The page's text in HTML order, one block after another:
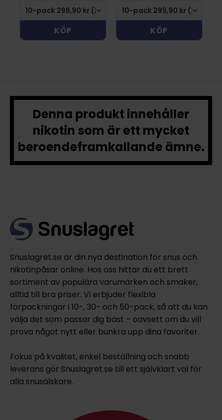
KÖP KÖP
Denna produkt innehåller
nikotin som är ett mycket
beroendeframkallande ämne.
Snuslagret.se är din nya destination för snus och
nikotinpåsar online. Hos oss hittar du ett brett
sortiment av populära varumärken och smaker,
alltid till bra priser. Vi erbjuder flexibla
förpackningar i 10-, 30- och 50-pack, så att du kan
välja det som passar dig bäst – oavsett om du vill
prova något nytt eller bunkra upp dina favoriter.
Fokus på kvalitet, enkel beställning och snabb
leverans gör Snuslagret.se till ett självklart val för
alla snusälskare.